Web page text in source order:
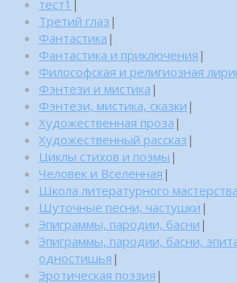
тест1 |
Третий глаз |
Фантастика |
Фантастика и приключения |
Философская и религиозная
Фэнтези и мистика |
Фэнтези, мистика, сказки |
Художественная проза |
Художественный рассказ |
Циклы стихов и поэмы |
Человек и Вселенная |
Школа литературного мастерства
Шуточные песни, частушки |
Эпиграммы, пародии, басни |
Эпиграммы, пародии, басни,
одностишья |
Эротическая поэзия |